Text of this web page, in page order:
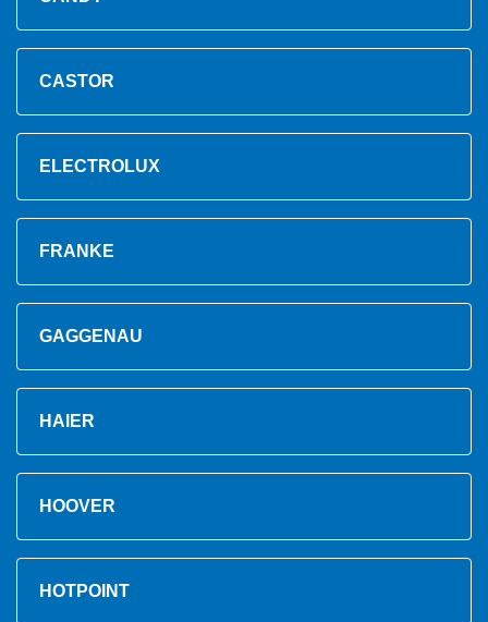
CASTOR
ELECTROLUX
FRANKE
GAGGENAU
HAIER
HOOVER
HOTPOINT